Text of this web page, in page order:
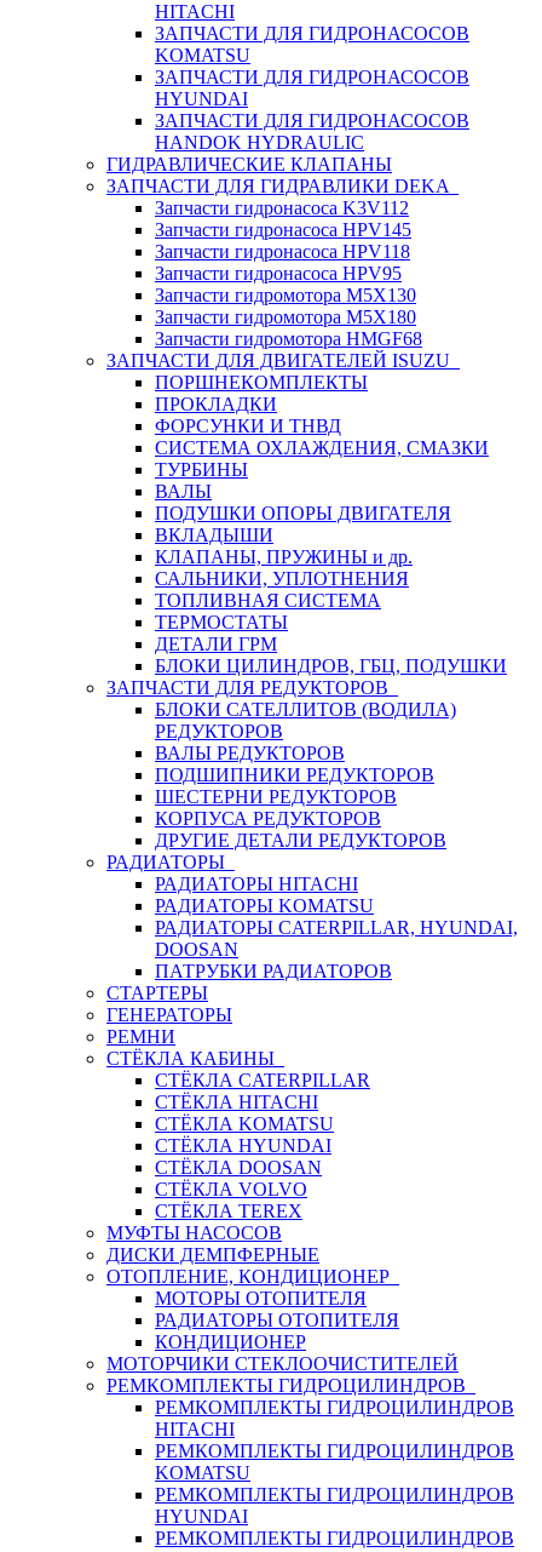
HITACHI
ЗАПЧАСТИ ДЛЯ ГИДРОНАСОСОВ
KOMATSU
ЗАПЧАСТИ ДЛЯ ГИДРОНАСОСОВ
HYUNDAI
ЗАПЧАСТИ ДЛЯ ГИДРОНАСОСОВ
HANDOK HYDRAULIC
ГИДРАВЛИЧЕСКИЕ КЛАПАНЫ
ЗАПЧАСТИ ДЛЯ ГИДРАВЛИКИ DEKA
Запчасти гидронасоса K3V112
Запчасти гидронасоса HPV145
Запчасти гидронасоса HPV118
Запчасти гидронасоса HPV95
Запчасти гидромотора M5X130
Запчасти гидромотора M5X180
Запчасти гидромотора HMGF68
ЗАПЧАСТИ ДЛЯ ДВИГАТЕЛЕЙ ISUZU
ПОРШНЕКОМПЛЕКТЫ
ПРОКЛАДКИ
ФОРСУНКИ И ТНВД
СИСТЕМА ОХЛАЖДЕНИЯ, СМАЗКИ
ТУРБИНЫ
ВАЛЫ
ПОДУШКИ ОПОРЫ ДВИГАТЕЛЯ
ВКЛАДЫШИ
КЛАПАНЫ, ПРУЖИНЫ и др.
САЛЬНИКИ, УПЛОТНЕНИЯ
ТОПЛИВНАЯ СИСТЕМА
ТЕРМОСТАТЫ
ДЕТАЛИ ГРМ
БЛОКИ ЦИЛИНДРОВ, ГБЦ, ПОДУШКИ
ЗАПЧАСТИ ДЛЯ РЕДУКТОРОВ
БЛОКИ САТЕЛЛИТОВ (ВОДИЛА)
РЕДУКТОРОВ
ВАЛЫ РЕДУКТОРОВ
ПОДШИПНИКИ РЕДУКТОРОВ
ШЕСТЕРНИ РЕДУКТОРОВ
КОРПУСА РЕДУКТОРОВ
ДРУГИЕ ДЕТАЛИ РЕДУКТОРОВ
РАДИАТОРЫ
РАДИАТОРЫ HITACHI
РАДИАТОРЫ KOMATSU
РАДИАТОРЫ CATERPILLAR, HYUNDAI,
DOOSAN
ПАТРУБКИ РАДИАТОРОВ
СТАРТЕРЫ
ГЕНЕРАТОРЫ
РЕМНИ
СТЁКЛА КАБИНЫ
СТЁКЛА CATERPILLAR
СТЁКЛА HITACHI
СТЁКЛА KOMATSU
СТЁКЛА HYUNDAI
СТЁКЛА DOOSAN
СТЁКЛА VOLVO
СТЁКЛА TEREX
МУФТЫ НАСОСОВ
ДИСКИ ДЕМПФЕРНЫЕ
ОТОПЛЕНИЕ, КОНДИЦИОНЕР
МОТОРЫ ОТОПИТЕЛЯ
РАДИАТОРЫ ОТОПИТЕЛЯ
КОНДИЦИОНЕР
МОТОРЧИКИ СТЕКЛООЧИСТИТЕЛЕЙ
РЕМКОМПЛЕКТЫ ГИДРОЦИЛИНДРОВ
РЕМКОМПЛЕКТЫ ГИДРОЦИЛИНДРОВ
HITACHI
РЕМКОМПЛЕКТЫ ГИДРОЦИЛИНДРОВ
KOMATSU
РЕМКОМПЛЕКТЫ ГИДРОЦИЛИНДРОВ
HYUNDAI
РЕМКОМПЛЕКТЫ ГИДРОЦИЛИНДРОВ